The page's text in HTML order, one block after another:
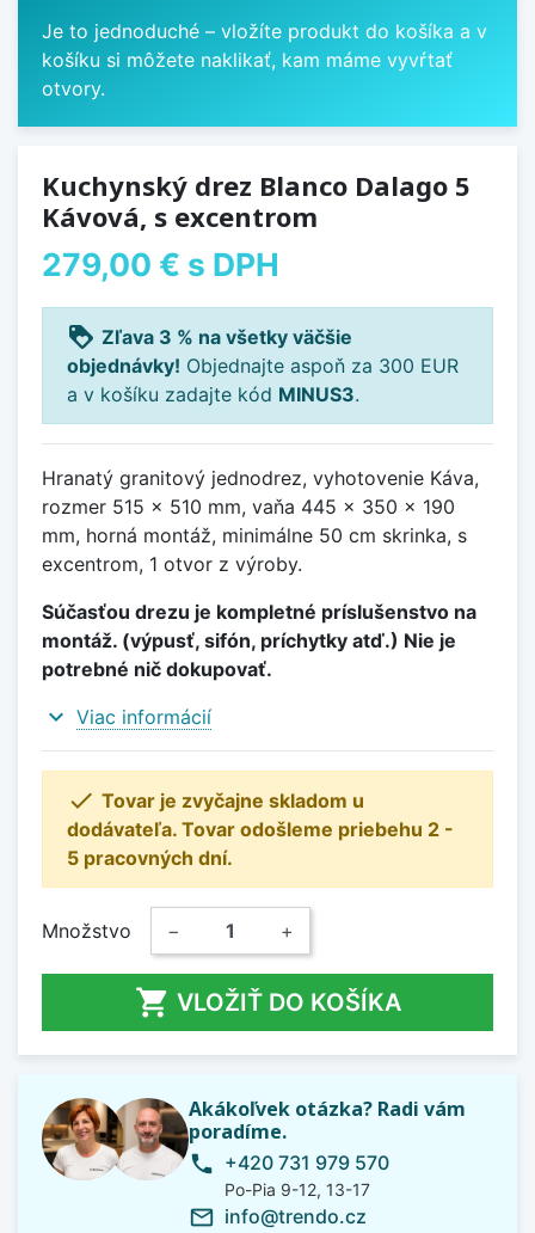
Je to jednoduché – vložíte produkt do košíka a v
košíku si môžete naklikať, kam máme vyvŕtať
otvory.
Kuchynský drez Blanco Dalago 5
Kávová, s excentrom
279,00 € s DPH
loyalty Zľava 3 % na všetky väčšie
objednávky! Objednajte aspoň za 300 EUR
a v košíku zadajte kód MINUS3.
Hranatý granitový jednodrez, vyhotovenie Káva,
rozmer 515 x 510 mm, vaňa 445 x 350 x 190
mm, horná montáž, minimálne 50 cm skrinka, s
excentrom, 1 otvor z výroby.
Súčasťou drezu je kompletné príslušenstvo na
montáž. (výpusť, sifón, príchytky atď.) Nie je
potrebné nič dokupovať.
expand_more Viac informácií
 Tovar je zvyčajne skladom u
dodávateľa. Tovar odošleme priebehu 2 -
5 pracovných dní.
Množstvo − +
 VLOŽIŤ DO KOŠÍKA
Akákoľvek otázka? Radi vám
poradíme.
phone +420 731 979 570
Po-Pia 9-12, 13-17
mail_outline info@trendo.cz